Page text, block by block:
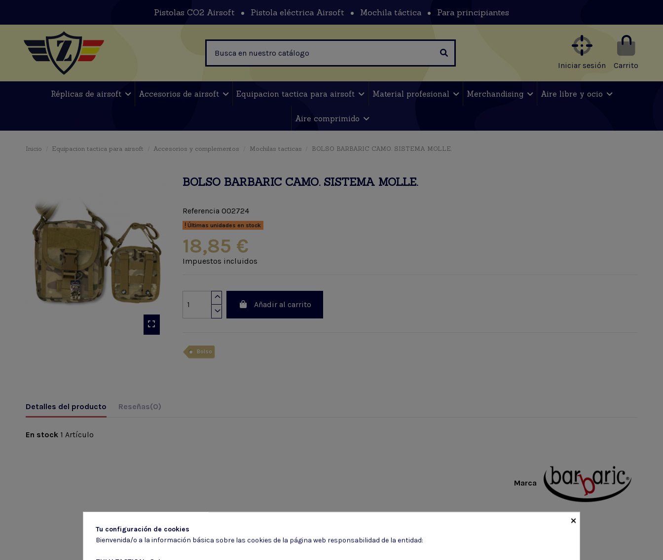
Pistolas CO2 Airsoft Pistola eléctrica Airsoft Mochila táctica Para principiantes
Iniciar sesión Carrito
Réplicas de airsoft Accesorios de airsoft Equipacion tactica para airsoft Material profesional Merchandising Aire libre y ocio
Aire comprimido
Inicio Equipacion tactica para airsoft Accesorios y complementos Mochilas tacticas BOLSO BARBARIC CAMO. SISTEMA MOLLE.
BOLSO BARBARIC CAMO. SISTEMA MOLLE.
Referencia 002724
Últimas unidades en stock
18,85 €
Impuestos incluidos
Añadir al carrito
Bolso
Detalles del producto Reseñas(0)
Marca
En stock 1 Artículo
×
Tu configuración de cookies
Bienvenida/o a la información básica sobre las cookies de la página web responsabilidad de la entidad: